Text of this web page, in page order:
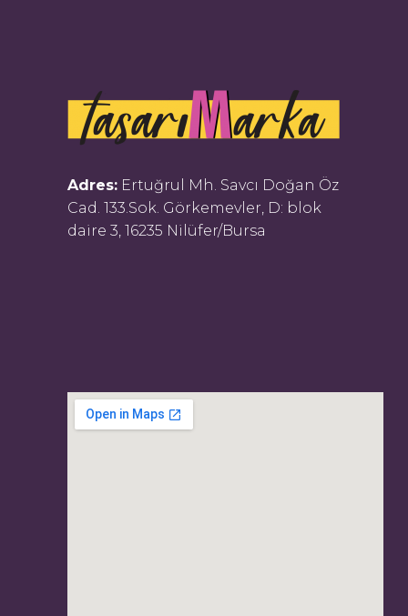
Adres: Ertuğrul Mh. Savcı Doğan Öz
Cad. 133.Sok. Görkemevler, D: blok
daire 3, 16235 Nilüfer/Bursa